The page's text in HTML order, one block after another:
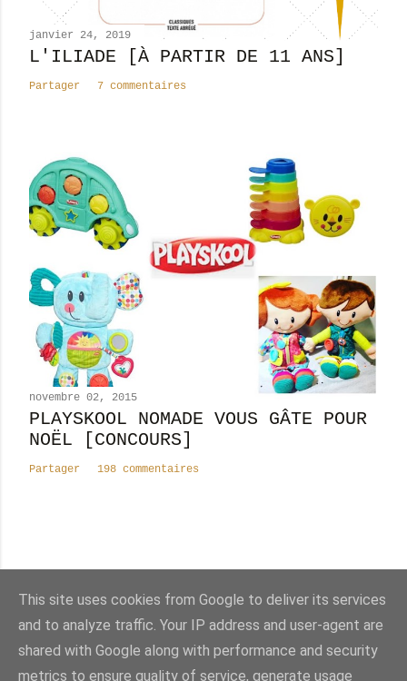
n
t
i
janvier 24, 2019
L'ILIADE [À PARTIR DE 11 ANS]
Partager 7 commentaires
novembre 02, 2015
PLAYSKOOL NOMADE VOUS GÂTE POUR
NOËL [CONCOURS]
Partager 198 commentaires
48984
Fourni par Blogger
This site uses cookies from Google to deliver its services
and to analyze traffic. Your IP address and user-agent are
shared with Google along with performance and security
metrics to ensure quality of service, generate usage